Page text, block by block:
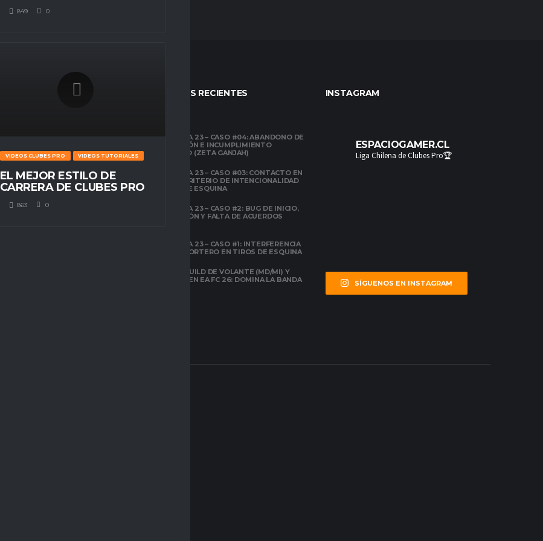
849 0
VIDEOS CLUBES PRO VIDEOS TUTORIALES
EL MEJOR ESTILO DE
CARRERA DE CLUBES PRO
863 0
TUTORIALES
¿QUÉ ES CLUBES
PRO?
ENTRADAS RECIENTES
TEMPORADA 23 – CASO #04: ABANDONO DE
COMPETICIÓN E INCUMPLIMIENTO
ECONÓMICO (ZETA GANJAH)
TEMPORADA 23 – CASO #03: CONTACTO EN
EL ÁREA Y CRITERIO DE INTENCIONALIDAD
EN TIROS DE ESQUINA
TEMPORADA 23 – CASO #2: BUG DE INICIO,
DESCONEXIÓN Y FALTA DE ACUERDOS
TEMPORADA 23 – CASO #1: INTERFERENCIA
ILEGAL AL PORTERO EN TIROS DE ESQUINA
LA MEJOR BUILD DE VOLANTE (MD/MI) Y
CARRILERO EN EA FC 26: DOMINA LA BANDA
INSTAGRAM
ESPACIOGAMER.CL
Liga Chilena de Clubes Pro🏆
SÍGUENOS EN INSTAGRAM